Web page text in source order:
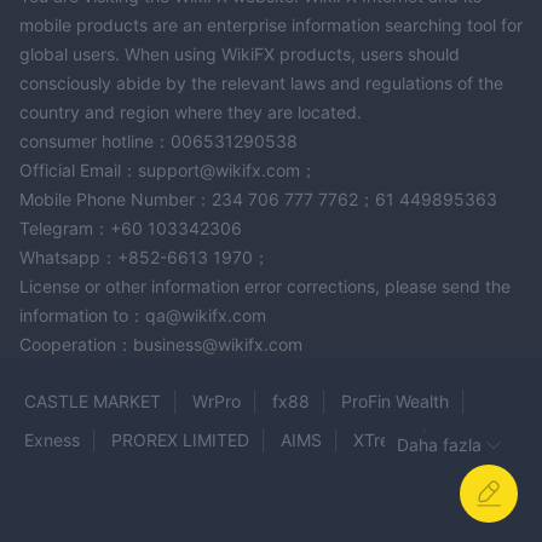
işlemlerin güvenliği ve bütünlüğünü sağlamak için düzenlemenin
önemli bir faktör olduğunda uyanık olmalıdır. Düzenleyici
uygulamaları ve müşterilerin fonlarının güvenliğini sağlamayı
Regüle lisanslara sahip olmayan bir aracıyla işlem yapmayı
düşünüyorsanız, işlemcilerin aracının itibarını, kullanıcı
yorumlarını, koşullarını ve diğer ilgili faktörleri dikkatlice
değerlendirmesi önemlidir.
Piyasa Araçları
LeonMarkets, çeşitli yatırım tercihlerine hitap etmek üzere
Kripto:
Platformun temel odak noktası, kullanıcıların Bitcoin, Ethereum,
geniş bir kripto para yelpazesinde gerçek zamanlı alım satım
yapabilecekleri güvenli ve güvenilir bir ortam sağlamaktır.
mobile products are an enterprise information searching tool for
global users. When using WikiFX products, users should
consciously abide by the relevant laws and regulations of the
country and region where they are located.
consumer hotline：006531290538
Official Email：support@wikifx.com；
Mobile Phone Number：234 706 777 7762；61 449895363
Telegram：+60 103342306
Whatsapp：+852-6613 1970；
License or other information error corrections, please send the
information to：qa@wikifx.com
Cooperation：business@wikifx.com
CASTLE MARKET WrPro fx88
ProFin Wealth
Exness
PROREX LIMITED AIMS
XTrendDaha fazla